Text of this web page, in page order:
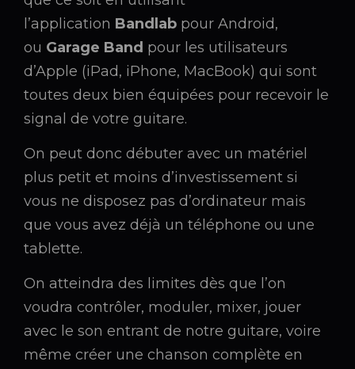
l’application Bandlab pour Android,
ou Garage Band pour les utilisateurs
d’Apple (iPad, iPhone, MacBook) qui sont
toutes deux bien équipées pour recevoir le
signal de votre guitare.
On peut donc débuter avec un matériel
plus petit et moins d’investissement si
vous ne disposez pas d’ordinateur mais
que vous avez déjà un téléphone ou une
tablette.
On atteindra des limites dès que l’on
voudra contrôler, moduler, mixer, jouer
avec le son entrant de notre guitare, voire
même créer une chanson complète en